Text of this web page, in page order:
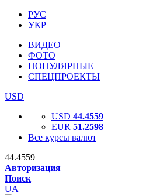
РУС
УКР
ВИДЕО
ФОТО
ПОПУЛЯРНЫЕ
СПЕЦПРОЕКТЫ
USD
USD 44.4559
EUR 51.2598
Все курсы валют
44.4559
Авторизация
Поиск
UA